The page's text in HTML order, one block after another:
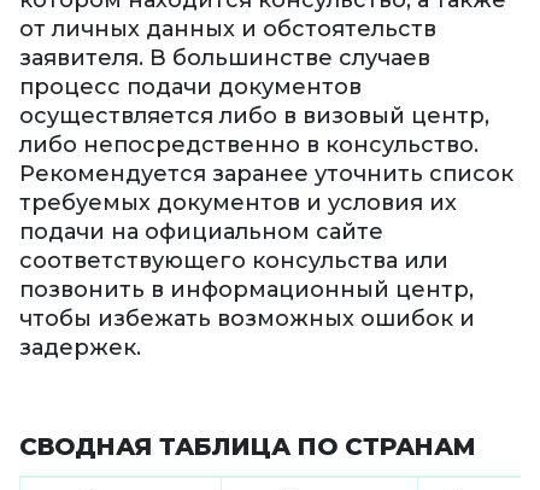
от личных данных и обстоятельств
заявителя. В большинстве случаев
процесс подачи документов
осуществляется либо в визовый центр,
либо непосредственно в консульство.
Рекомендуется заранее уточнить список
требуемых документов и условия их
подачи на официальном сайте
соответствующего консульства или
позвонить в информационный центр,
чтобы избежать возможных ошибок и
задержек.
СВОДНАЯ ТАБЛИЦА ПО СТРАНАМ